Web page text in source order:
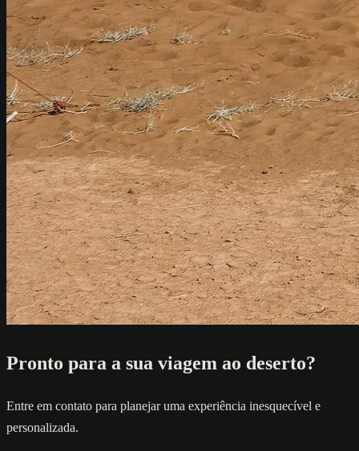
Pronto para a sua viagem ao deserto?
Entre em contato para planejar uma experiência inesquecível e
personalizada.